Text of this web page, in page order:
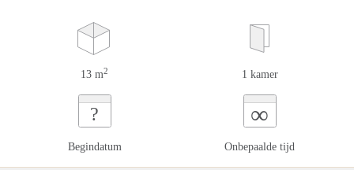
13 m2 1 kamer
?
Begindatum
∞
Onbepaalde tijd